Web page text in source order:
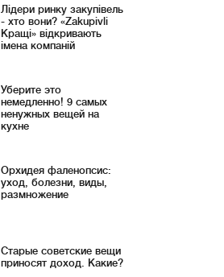
Лідери ринку закупівель
- хто вони? «Zakupivli
Кращі» відкривають
імена компаній
Уберите это
немедленно! 9 самых
ненужных вещей на
кухне
Орхидея фаленопсис:
уход, болезни, виды,
размножение
Старые советские вещи
приносят доход. Какие?